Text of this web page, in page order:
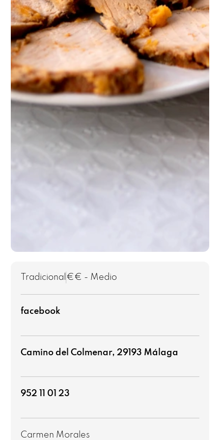
Tradicional €€ - Medio
facebook
Camino del Colmenar, 29193 Málaga
952 11 01 23
Carmen Morales